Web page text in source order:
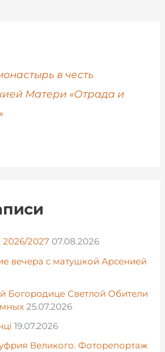
в честь
Матери «Отрада и
2027 07.08.2026
вечера с матушкой Арсенией
Богородице Светлой Обители
25.07.2026
19.07.2026
Великого. Фоторепортаж